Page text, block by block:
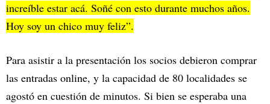
increíble estar acá. Soñé con esto durante muchos años.
Hoy soy un chico muy feliz”.
Para asistir a la presentación los socios debieron comprar
las entradas online, y la capacidad de 80 localidades se
agostó en cuestión de minutos. Si bien se esperaba una